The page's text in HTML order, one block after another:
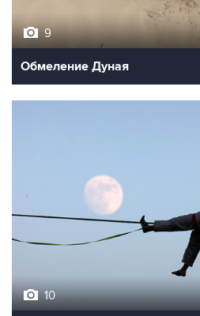
9
Обмеление Дуная
10